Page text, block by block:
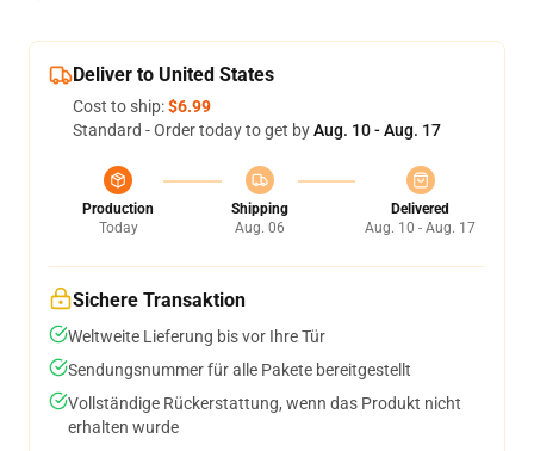
Deliver to United States
Cost to ship:$6.99
Standard - Order today to get byAug. 10 - Aug. 17
Production
Today
Shipping
Aug. 06
Delivered
Aug. 10 - Aug. 17
Sichere Transaktion
Weltweite Lieferung bis vor Ihre Tür
Sendungsnummer für alle Pakete bereitgestellt
Vollständige Rückerstattung, wenn das Produkt nicht
erhalten wurde